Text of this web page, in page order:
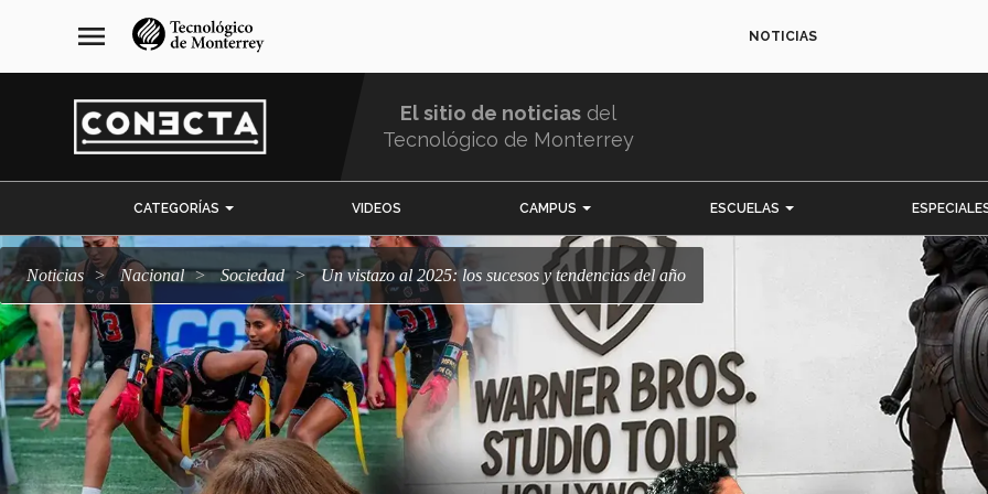
navegación
principal
menu NOTICIAS
El sitio de noticias del
Tecnológico de Monterrey
CATEGORÍAS VIDEOS CAMPUS ESCUELAS
Noticias Nacional sociedad Un vistazo al 2025: los sucesos y tendencias del año